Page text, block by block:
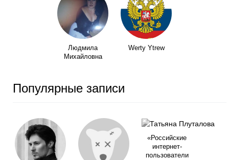
Людмила
Михайловна
Werty Ytrew
Популярные записи
«Российские
интернет-
пользователи